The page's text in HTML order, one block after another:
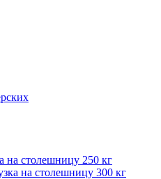
на столешницу 250 кг
на столешницу 300 кг